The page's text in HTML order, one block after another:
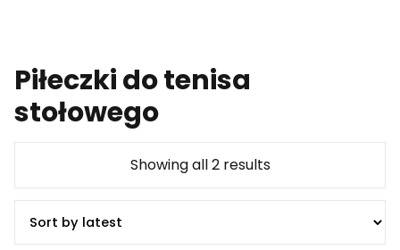
Piłeczki do tenisa
stołowego
Showing all 2 results